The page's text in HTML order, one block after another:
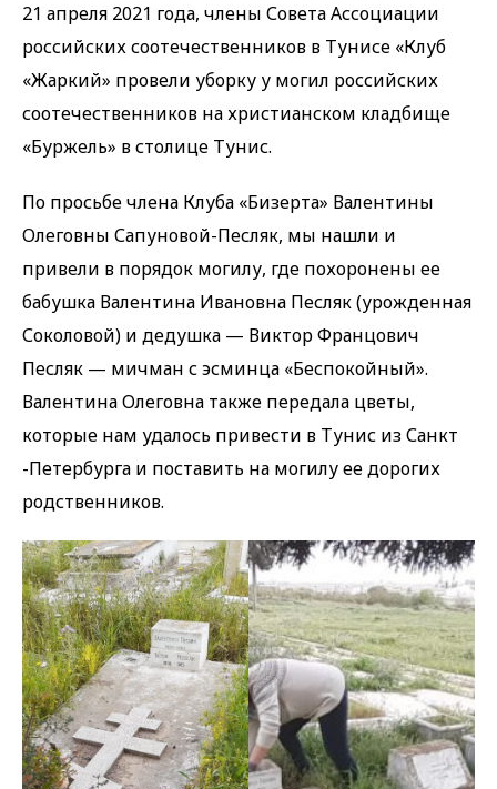
21 апреля 2021 года, члены Совета Ассоциации
российских соотечественников в Тунисе «Клуб
«Жаркий» провели уборку у могил российских
соотечественников на христианском кладбище
«Буржель» в столице Тунис.
По просьбе члена Клуба «Бизерта» Валентины
Олеговны Сапуновой-Песляк, мы нашли и
привели в порядок могилу, где похоронены ее
бабушка Валентина Ивановна Песляк (урожденная
Соколовой) и дедушка — Виктор Францович
Песляк — мичман с эсминца «Беспокойный».
Валентина Олеговна также передала цветы,
которые нам удалось привести в Тунис из Санкт
-Петербурга и поставить на могилу ее дорогих
родственников.